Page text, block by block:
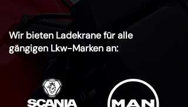
Wir bieten Ladekrane für alle
gängigen Lkw-Marken an: